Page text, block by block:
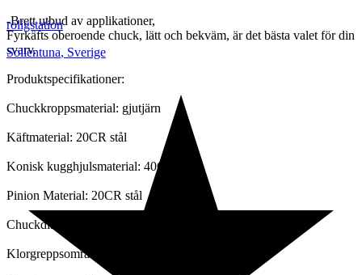
-Brett utbud av applikationer,
Fyrkäfts oberoende chuck, lätt och bekväm, är det bästa valet för din
svarv.
Produktspecifikationer:
Chuckkroppsmaterial: gjutjärn
Käftmaterial: 20CR stål
Konisk kugghjulsmaterial: 40CR stål
Pinion Material: 20CR stål
Chuckdiameter: 125 mm (4,92")
Klorgreppsområde: 7-57 mm (0,276"-2,244")
roligstation
Sollentuna, Sverige